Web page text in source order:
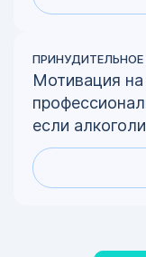
Мотивация на
если